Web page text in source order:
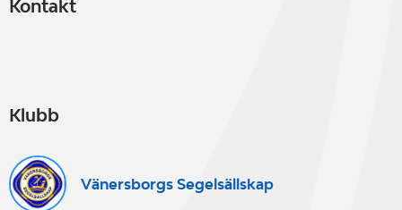
Kontakt
Klubb
Vänersborgs Segelsällskap